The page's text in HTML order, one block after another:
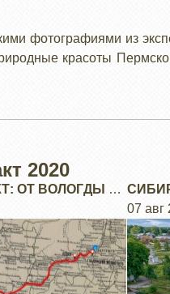
фотографиями из
красоты
2020
ОТ ВОЛОГДЫ ДО
ЧЕРЕЗ
07 авг